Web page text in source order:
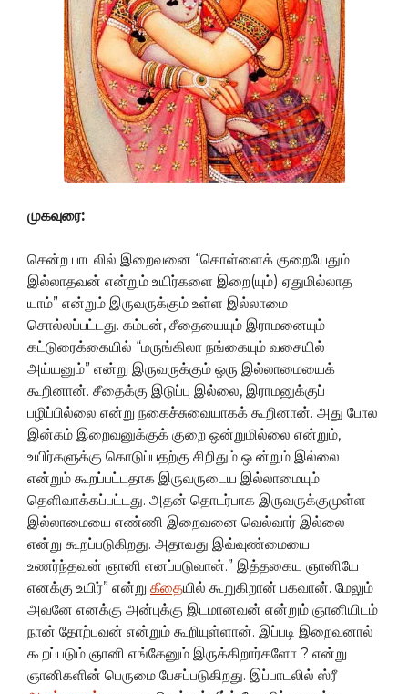
முகவுரை:
சென்ற பாடலில் இறைவனை “கொள்ளைக் குறையேதும்
இல்லாதவன் என்றும் உயிர்களை இறை(யும்) ஏதுமில்லாத
யாம்” என்றும் இருவருக்கும் உள்ள இல்லாமை
சொல்லப்பட்டது. கம்பன், சீதையையும் இராமனையும்
கட்டுரைக்கையில் “மருங்கிலா நங்கையும் வசையில்
அய்யனும்” என்று இருவருக்கும் ஒரு இல்லாமையைக்
கூறினான். சீதைக்கு இடுப்பு இல்லை, இராமனுக்குப்
பழிப்பில்லை என்று நகைச்சுவையாகக் கூறினான். அது போல
இன்கம் இறைவனுக்குக் குறை ஒன்றுமில்லை என்றும்,
உயிர்களுக்கு கொடுப்பதற்கு சிறிதும் ஒ ன்றும் இல்லை
என்றும் கூறப்பட்டதாக இருவருடைய இல்லாமையும்
தெளிவாக்கப்பட்டது. அதன் தொடர்பாக இருவருக்குமுள்ள
இல்லாமையை எண்ணி இறைவனை வெல்வார் இல்லை
என்று கூறப்படுகிறது. அதாவது இவ்வுண்மையை
உணர்ந்தவன் ஞானி எனப்படுவான்.” இத்தகைய ஞானியே
எனக்கு உயிர்” என்று கீதையில் கூறுகிறான் பகவான். மேலும்
அவனே எனக்கு அன்புக்கு இடமானவன் என்றும் ஞானியிடம்
நான் தோற்பவன் என்றும் கூறியுள்ளான். இப்படி இறைவனால்
கூறப்படும் ஞானி எங்கேனும் இருக்கிறார்களோ ? என்று
ஞானிகளின் பெருமை பேசப்படுகிறது. இப்பாடலில் ஸ்ரீ